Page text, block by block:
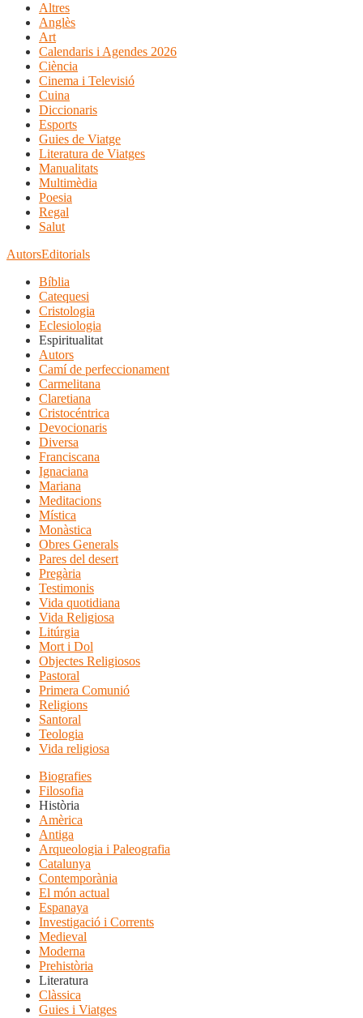
Altres
Anglès
Art
Calendaris i Agendes 2026
Ciència
Cinema i Televisió
Cuina
Diccionaris
Esports
Guies de Viatge
Literatura de Viatges
Manualitats
Multimèdia
Poesia
Regal
Salut
AutorsEditorials
Bíblia
Catequesi
Cristologia
Eclesiologia
Espiritualitat
Autors
Camí de perfeccionament
Carmelitana
Claretiana
Cristocéntrica
Devocionaris
Diversa
Franciscana
Ignaciana
Mariana
Meditacions
Mística
Monàstica
Obres Generals
Pares del desert
Pregària
Testimonis
Vida quotidiana
Vida Religiosa
Litúrgia
Mort i Dol
Objectes Religiosos
Pastoral
Primera Comunió
Religions
Santoral
Teologia
Vida religiosa
Biografies
Filosofia
Història
Amèrica
Antiga
Arqueologia i Paleografia
Catalunya
Contemporània
El món actual
Espanaya
Investigació i Corrents
Medieval
Moderna
Prehistòria
Literatura
Clàssica
Guies i Viatges